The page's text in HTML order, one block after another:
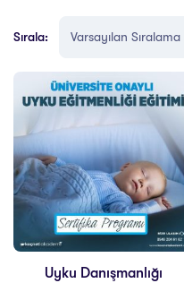
Sırala:
Uyku Danışmanlığı